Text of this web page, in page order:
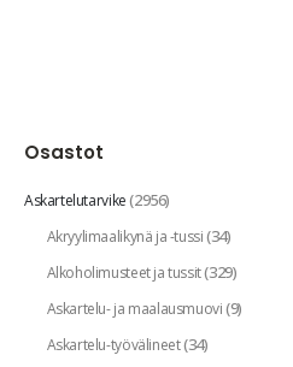
Osastot
Askartelutarvike(2956)
Akryylimaalikynä ja -tussi(34)
Alkoholimusteet ja tussit(329)
Askartelu- ja maalausmuovi(9)
Askartelu-työvälineet(34)